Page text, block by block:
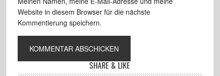
Website in diesem Browser für die nächste
Kommentierung speichern.
SHARE & LIKE